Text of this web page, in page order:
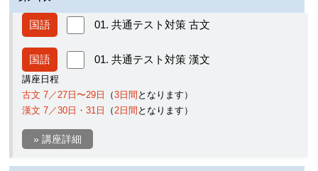
国語 01. 共通テスト対策 古文
国語 01. 共通テスト対策 漢文
講座日程
古文 7／27日〜29日
（3日間 となります）
漢文 7／30日・31日
（ 2日間 となります）
» 講座詳細